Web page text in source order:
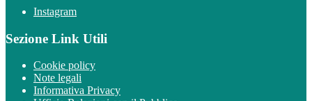
Instagram
Sezione Link Utili
Cookie policy
Note legali
Informativa Privacy